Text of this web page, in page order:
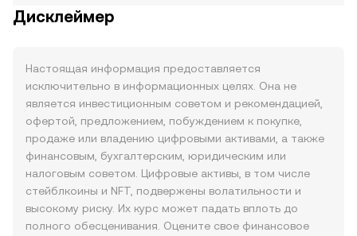
Дисклеймер
Настоящая информация предоставляется
исключительно в информационных целях. Она не
является инвестиционным советом и рекомендацией,
офертой, предложением, побуждением к покупке,
продаже или владению цифровыми активами, а также
финансовым, бухгалтерским, юридическим или
налоговым советом. Цифровые активы, в том числе
стейблкоины и NFT, подвержены волатильности и
высокому риску. Их курс может падать вплоть до
полного обесценивания. Оцените свое финансовое